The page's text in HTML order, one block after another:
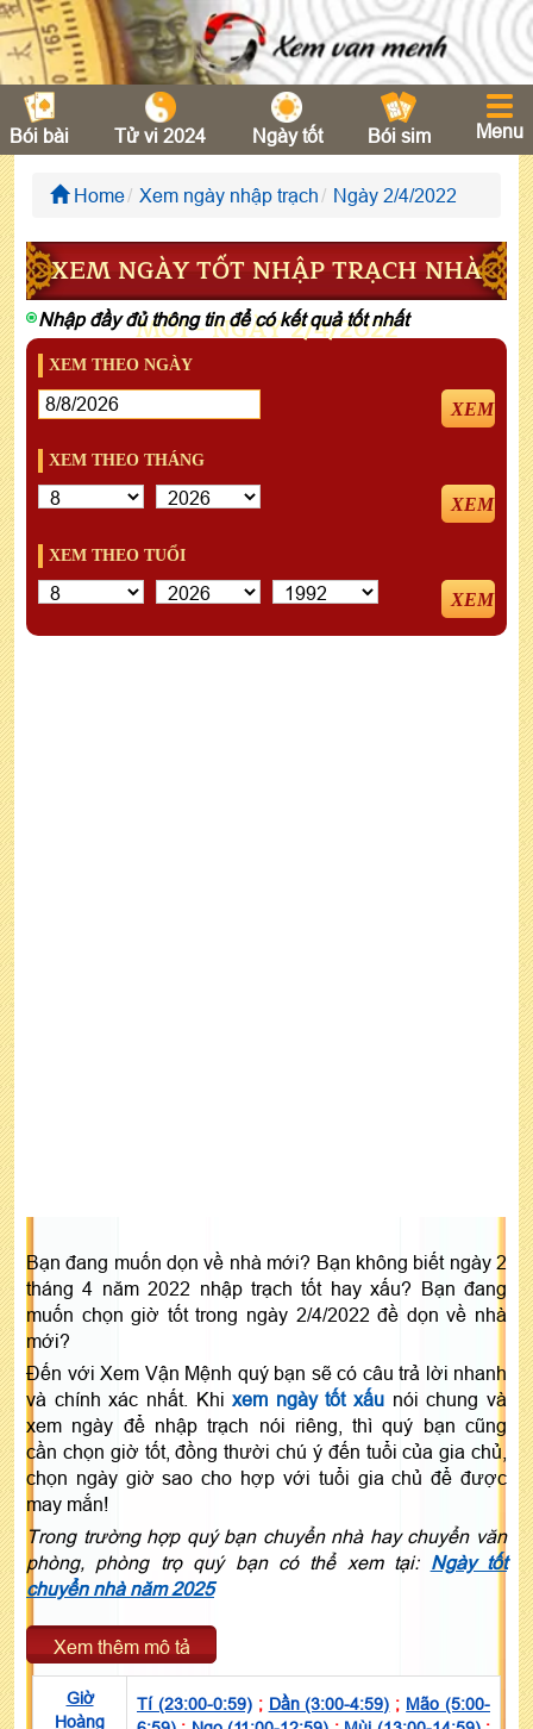
Bói bài Tử vi 2024 Ngày tốt Bói sim Menu
Home Xem ngày nhập trạch Ngày 2/4/2022
XEM NGÀY TỐT NHẬP TRẠCH NHÀ
MỚI - NGÀY 2/4/2022
Nhập đầy đủ thông tin để có kết quả tốt nhất
XEM THEO NGÀY
XEM
XEM THEO THÁNG
XEM
XEM THEO TUỔI
XEM
Bạn đang muốn dọn về nhà mới? Bạn không biết ngày 2
tháng 4 năm 2022 nhập trạch tốt hay xấu? Bạn đang
muốn chọn giờ tốt trong ngày 2/4/2022 đề dọn về nhà
mới?
Đến với Xem Vận Mệnh quý bạn sẽ có câu trả lời nhanh
và chính xác nhất. Khixem ngày tốt xấu nói chung và
xem ngày để nhập trạch nói riêng, thì quý bạn cũng
cần chọn giờ tốt, đồng thười chú ý đến tuổi của gia chủ,
chọn ngày giờ sao cho hợp với tuổi gia chủ để được
may mắn!
Trong trường hợp quý bạn chuyển nhà hay chuyển văn
phòng, phòng trọ quý bạn có thể xem tại: Ngày tốt
chuyển nhà năm 2025
Xem thêm mô tả
Giờ
Hoàng
Tí (23:00-0:59); Dần (3:00-4:59) ; Mão (5:00-